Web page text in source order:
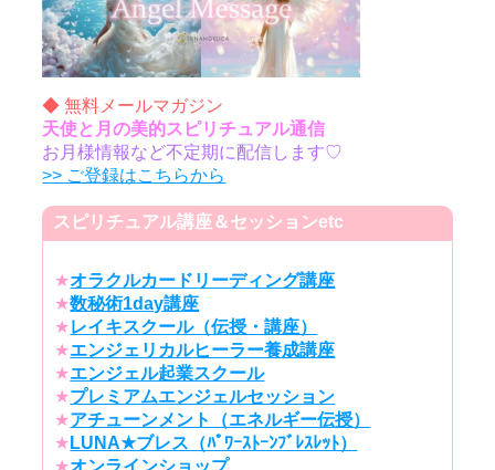
◆ 無料メールマガジン
天使と月の美的スピリチュアル通信
お月様情報など不定期に配信します♡
>> ご登録はこちらから
スピリチュアル講座＆セッションetc
★オラクルカードリーディング講座
★数秘術1day講座
★レイキスクール（伝授・講座）
★エンジェリカルヒーラー養成講座
★エンジェル起業スクール
★プレミアムエンジェルセッション
★アチューンメント（エネルギー伝授）
★ LUNA★ブレス（ﾊﾟﾜｰｽﾄｰﾝﾌﾞﾚｽﾚｯﾄ）
★オンラインショップ